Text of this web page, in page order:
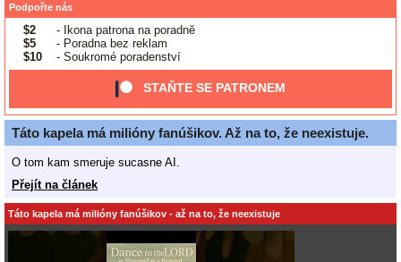
Podpořte nás
$2
- Ikona patrona na poradně
$5
- Poradna bez reklam
$10
- Soukromé poradenství
STAŇTE SE PATRONEM
Táto kapela má milióny fanúšikov. Až na to, že neexistuje.
O tom kam smeruje sucasne AI.
Přejít na článek
Táto kapela má milióny fanúšikov - až na to, že neexistuje